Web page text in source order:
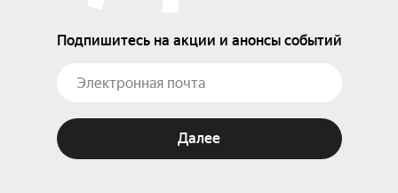
Подпишитесь на акции и анонсы событий
Далее